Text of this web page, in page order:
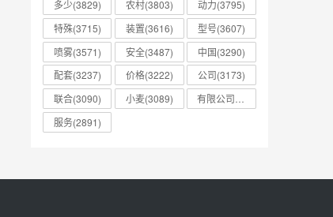
多少(3829)
农村(3803)
动力(3795)
特殊(3715)
装置(3616)
型号(3607)
喷雾(3571)
安全(3487)
中国(3290)
配套(3237)
价格(3222)
公司(3173)
联合(3090)
小麦(3089)
服务(2891)